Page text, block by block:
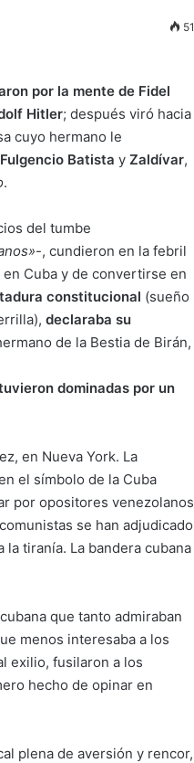
51
por la mente de Fidel
Hitler; después viró hacia
cuyo hermano le
Fulgencio Batista y Zaldívar,
.
del tumbe
-, cundieron en la febril
Cuba y de convertirse en
constitucional (sueño
declaraba su
de la Bestia de Birán,
dominadas por un
en Nueva York. La
el símbolo de la Cuba
por opositores venezolanos
se han adjudicado
tiranía. La bandera cubana
que tanto admiraban
menos interesaba a los
exilio, fusilaron a los
hecho de opinar en
plena de aversión y rencor,